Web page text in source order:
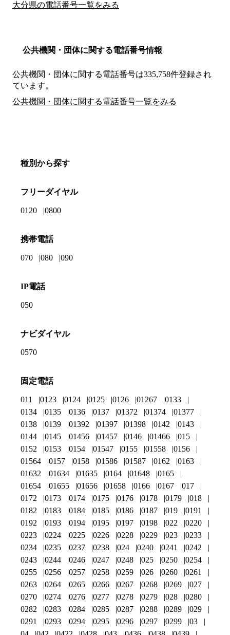
大分県の電話番号一覧をみる
公共機関・団体に関する電話番号情報
公共機関・団体に関する電話番号は335,758件登録され
ています。
公共機関・団体に関する電話番号一覧をみる
種別から探す
フリーダイヤル
0120 0800
携帯電話
070 080 090
IP電話
050
ナビダイヤル
0570
固定電話
011 0123 0124 0125 0126 01267
0133
0134
0135 0136 0137 01372 01374
01377
0138
0139 01392 01397 01398 0142
0143
0144
0145 01456 01457 0146 01466
015
0152
0153 0154 01547 0155 01558
0156
01564
0157 0158 01586 01587 0162
0163
01632
01634 01635 0164 01648
0165
01654
01655 01656 01658 0166 0167
017
0172
0173 0174 0175 0176 0178 0179
018
0182
0183 0184 0185 0186 0187 019
0191
0192
0193 0194 0195 0197 0198 022
0220
0223
0224 0225 0226 0228 0229 023
0233
0234
0235 0237 0238 024 0240 0241
0242
0243
0244 0246 0247 0248 025 0250
0254
0255
0256 0257 0258 0259 026 0260
0261
0263
0264 0265 0266 0267 0268 0269
027
0270
0274 0276 0277 0278 0279 028
0280
0282
0283 0284 0285 0287 0288 0289
029
0291
0293 0294 0295 0296 0297 0299
03